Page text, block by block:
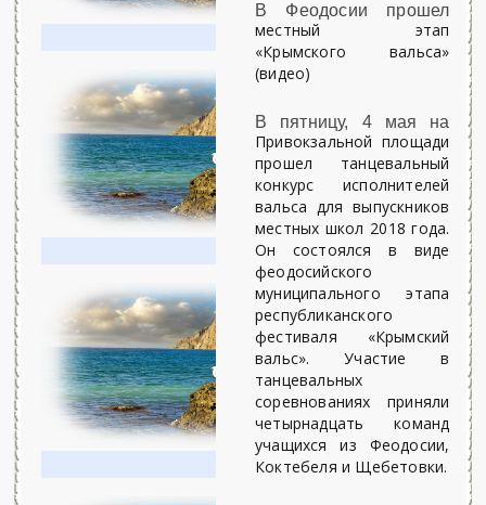
В Феодосии прошел
местный этап
«Крымского вальса»
(видео)
В пятницу, 4 мая на
Привокзальной площади
прошел танцевальный
конкурс исполнителей
вальса для выпускников
местных школ 2018 года.
Он состоялся в виде
феодосийского
муниципального этапа
республиканского
фестиваля «Крымский
вальс». Участие в
танцевальных
соревнованиях приняли
четырнадцать команд
учащихся из Феодосии,
Коктебеля и Щебетовки.